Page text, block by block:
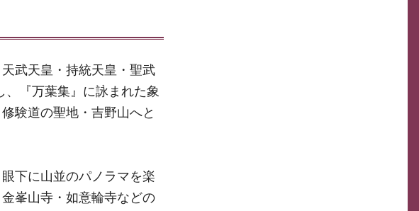
武天皇・持統天皇・聖武
、『万葉集』に詠まれた象
験道の聖地・吉野山へと
下に山並のパノラマを楽
峯山寺・如意輪寺などの